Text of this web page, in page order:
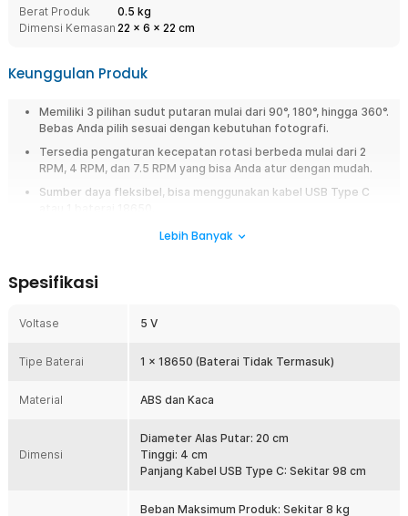
Berat Produk
0.5 kg
Dimensi Kemasan 22 x 6 x 22 cm
Keunggulan Produk
Memiliki 3 pilihan sudut putaran mulai dari 90°, 180°, hingga 360°.
Bebas Anda pilih sesuai dengan kebutuhan fotografi.
Tersedia pengaturan kecepatan rotasi berbeda mulai dari 2
RPM, 4 RPM, dan 7.5 RPM yang bisa Anda atur dengan mudah.
Sumber daya fleksibel, bisa menggunakan kabel USB Type C
Memiliki motor yang kuat sehingga mampu menahan beban
Overview
untuk memaksimalkan tampilan produk dalam fotografi atau display toko.
untuk menampilkan setiap sisi terbaik produk Anda, mulai dari sudut 90°,
efek refleksi elegan, produk ini menjadi solusi ideal untuk presentasi
Fitur
Salah satu keunggulan utama dari TaffSTUDIO alas putar ini adalah
Lebih Banyak
Spesifikasi
Voltase 5 V
Tipe Baterai 1 x 18650 (Baterai Tidak Termasuk)
Material ABS dan Kaca
Dimensi
Diameter Alas Putar: 20 cm
Tinggi: 4 cm
Panjang Kabel USB Type C: Sekitar 98 cm
Beban Maksimum Produk: Sekitar 8 kg